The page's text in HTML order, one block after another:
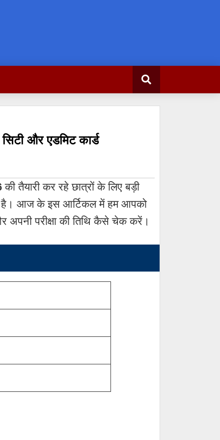
और एडमिट कार्ड
की तैयारी कर रहे छात्रों के लिए बड़ी
है। आज के इस आर्टिकल में हम आपको
अपनी परीक्षा की तिथि कैसे चेक करें।